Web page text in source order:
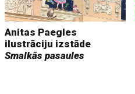
Anitas Paegles
ilustrāciju izstāde
Smalkās pasaules